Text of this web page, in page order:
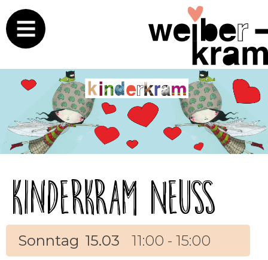
Kinderkram Neuss
Sonntag 15.03 11:00 - 15:00